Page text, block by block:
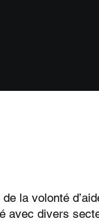
la volonté
avec divers